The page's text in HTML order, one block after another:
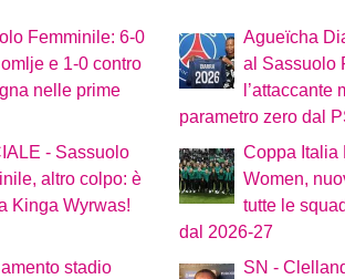
Femminile: 6-0
e 1-0 contro
nelle prime
Agueïcha
al Sassuolo
l’attaccante
parametro zero dal
- Sassuolo
altro colpo: è
Kinga Wyrwas!
Coppa Italia
Women,
tutte le
dal 2026-27
stadio
SN -